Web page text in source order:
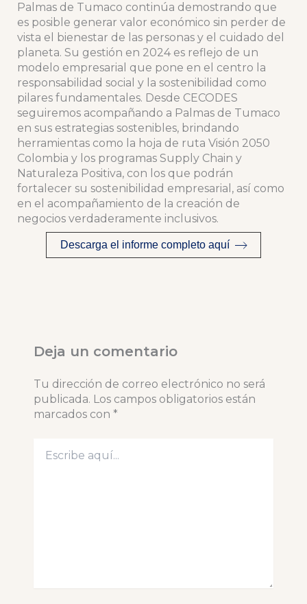
Palmas de Tumaco continúa demostrando que
es posible generar valor económico sin perder de
vista el bienestar de las personas y el cuidado del
planeta. Su gestión en 2024 es reflejo de un
modelo empresarial que pone en el centro la
responsabilidad social y la sostenibilidad como
pilares fundamentales. Desde CECODES
seguiremos acompañando a Palmas de Tumaco
en sus estrategias sostenibles, brindando
herramientas como la hoja de ruta Visión 2050
Colombia y los programas Supply Chain y
Naturaleza Positiva, con los que podrán
fortalecer su sostenibilidad empresarial, así como
en el acompañamiento de la creación de
negocios verdaderamente inclusivos.
Descarga el informe completo aquí
Deja un comentario
Tu dirección de correo electrónico no será
publicada. Los campos obligatorios están
marcados con *
aquí...